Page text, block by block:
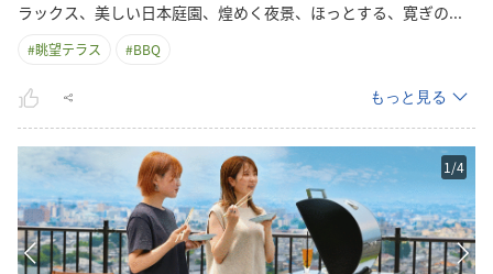
ラックス、美しい日本庭園、煌めく夜景、ほっとする、寛ぎの...
#眺望テラス #BBQ
もっと見る
1 /4